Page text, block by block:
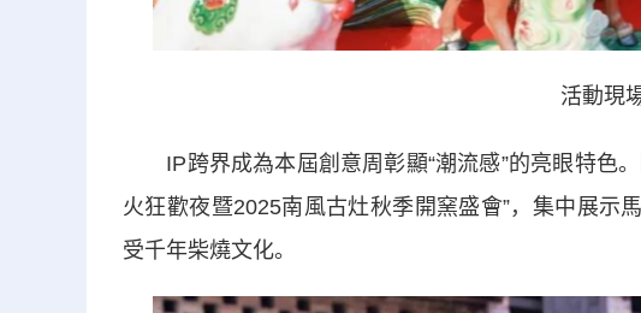
活動現
IP跨界成為本屆創意周彰顯“潮流感”的亮眼特色
火狂歡夜暨2025南風古灶秋季開窯盛會”，集中展示
受千年柴燒文化。